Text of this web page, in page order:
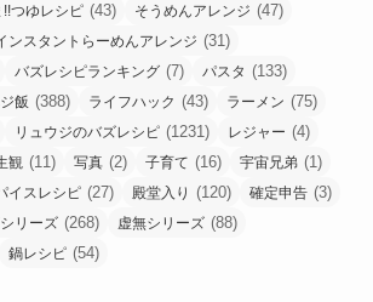
!!つゆレシピ (43) そうめんアレンジ (47)
ンスタントらーめんアレンジ (31)
バズレシピランキング (7) パスタ (133)
飯 (388) ライフハック (43) ラーメン (75)
リュウジのバズレシピ (1231) レジャー (4)
観 (11) 写真 (2) 子育て (16) 宇宙兄弟 (1)
イスレシピ (27) 殿堂入り (120) 確定申告 (3)
リーズ (268) 虚無シリーズ (88)
鍋レシピ (54)